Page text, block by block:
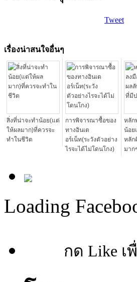
Tweet
เรื่องน่าสนใจอื่นๆ
สิ่งที่น่าจะทำน้อย(แต่
ให้ผลมาก)ที่ควรจะ
ทำในชีวิต
การพิจารณาซื้อของ
ทางอินเต
อร์เน็ท(ระวังตัวอย่าง
ไรจะได้ไม่โดนโกง)
หลัก
น้อย
หลัก
มาก
Loading
กด Like เ